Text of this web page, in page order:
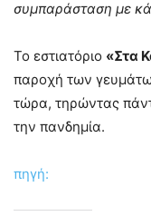
συμπαράσταση με
Το εστιατόριο «Στα
παροχή των
τώρα, τηρώντας
την πανδημία.
πηγή: